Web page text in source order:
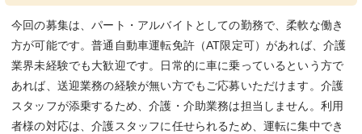
今回の募集は、パート・アルバイトとしての勤務で、柔軟な働き
方が可能です。普通自動車運転免許（AT限定可）があれば、介護
業界未経験でも大歓迎です。日常的に車に乗っているという方で
あれば、送迎業務の経験が無い方でもご応募いただけます。介護
スタッフが添乗するため、介護・介助業務は担当しません。利用
者様の対応は、介護スタッフに任せられるため、運転に集中でき